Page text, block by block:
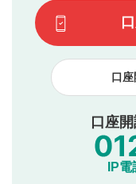
です）
てはお答えできま
て結果のご連絡と
下記の項目に該当
見合わせる場合が
本動画コン
他者への誹
公序良俗
氏名、住
他のサイ
口
口座
IP